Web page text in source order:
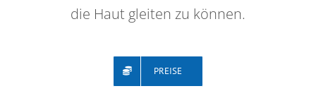
die Haut gleiten zu können.
PREISE